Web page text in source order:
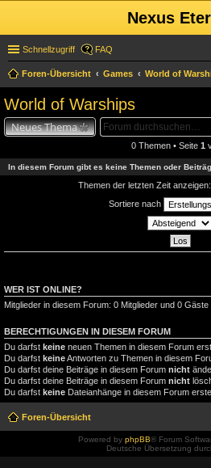
Nexus
Schnellzugriff FAQ
Foren-Übersicht Games
World of
World of Warships
Neues Thema
0 Themen • Seite 1
In diesem Forum gibt es keine Themen oder
Themen der letzten Zeit anzeigen:
Sortiere nach
WER IST ONLINE?
Mitglieder in diesem Forum: 0 Mitglieder und 0 Gäste
BERECHTIGUNGEN IN DIESEM FORUM
Du darfst keine neuen Themen in diesem Forum
Du darfst keineAntworten zu Themen in diesem
Du darfst deine Beiträge in diesem Forum nicht
Du darfst deine Beiträge in diesem Forum nicht
Du darfst keine Dateianhänge in diesem Forum
Foren-Übersicht
Powered by phpBB® Forum
Deutsche Übersetzung